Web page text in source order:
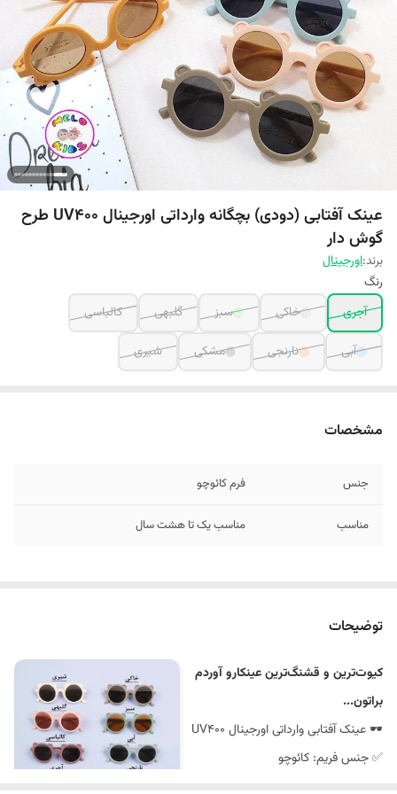
عینک آفتابی (دودی) بچگانه وارداتی اورجینال UV400 طرح
گوش دار
برند:اورجینال
رنگ
آجری
خاکی سبز گلبهی
کالباسی
آبی
نارنجی مشکی شیری
مشخصات
جنس فرم کائوچو
مناسب مناسب یک تا هشت سال
توضیحات
کیوت‌ترین و قشنگ‌ترین عینکارو آوردم
براتون...
🕶️ عینک آفتابی وارداتی اورجینال UV400
✅ جنس فریم: کائوچو